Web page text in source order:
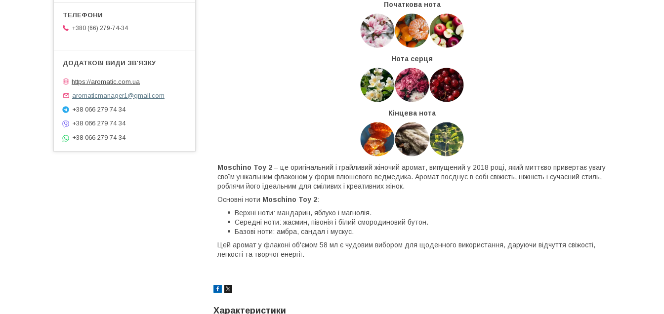
Початкова нота
Нота серця
Кінцева нота
Moschino Toy 2 – це оригінальний і грайливий жіночий аромат, випущений у 2018 році, який миттєво привертає увагу
своїм унікальним флаконом у формі плюшевого ведмедика. Аромат поєднує в собі свіжість, ніжність і сучасний стиль,
роблячи його ідеальним для сміливих і креативних жінок.
Основні ноти Moschino Toy 2:
Верхні ноти: мандарин, яблуко і магнолія.
Середні ноти: жасмин, півонія і білий смородиновий бутон.
Базові ноти: амбра, сандал і мускус.
Цей аромат у флаконі об'ємом 58 мл є чудовим вибором для щоденного використання, даруючи відчуття свіжості,
легкості та творчої енергії.
Характеристики
+380 (66) 279-74-34
https://aromatic.com.ua
aromaticmanager1@gmail.com
+38 066 279 74 34
+38 066 279 74 34
+38 066 279 74 34